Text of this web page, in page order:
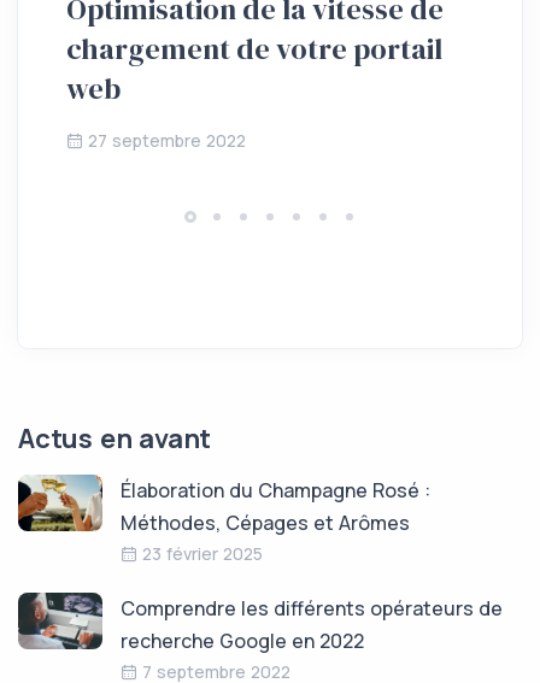
Optimisation de la vitesse de
chargement de votre portail
web
27 septembre 2022
Actus en avant
Élaboration du Champagne Rosé :
Méthodes, Cépages et Arômes
23 février 2025
Comprendre les différents opérateurs de
recherche Google en 2022
7 septembre 2022